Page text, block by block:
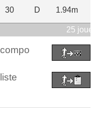
30 D 1.94m
25